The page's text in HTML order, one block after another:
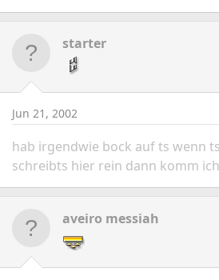
starter
Jun 21, 2002
hab irgendwie bock auf ts wenn
schreibts hier rein dann komm
aveiro messiah